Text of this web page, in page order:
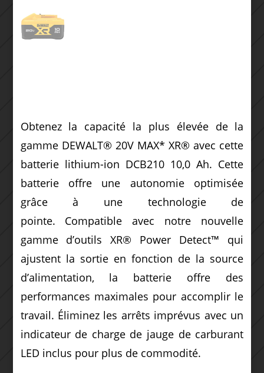
Obtenez la capacité la plus élevée de la
gamme DEWALT® 20V MAX* XR® avec cette
batterie lithium-ion DCB210 10,0 Ah. Cette
batterie offre une autonomie optimisée
grâce à une technologie de
pointe. Compatible avec notre nouvelle
gamme d’outils XR® Power Detect™ qui
ajustent la sortie en fonction de la source
d’alimentation, la batterie offre des
performances maximales pour accomplir le
travail. Éliminez les arrêts imprévus avec un
indicateur de charge de jauge de carburant
LED inclus pour plus de commodité.